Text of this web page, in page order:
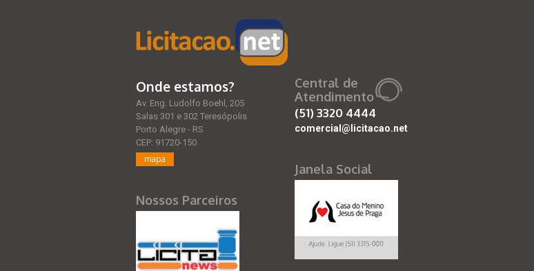
Onde estamos?
Av. Eng. Ludolfo Boehl, 205
Salas 301 e 302 Teresópolis
Porto Alegre - RS
CEP: 91720-150
mapa
Nossos Parceiros
Central de
Atendimento
(51)3320 4444
comercial@licitacao.net
Janela Social